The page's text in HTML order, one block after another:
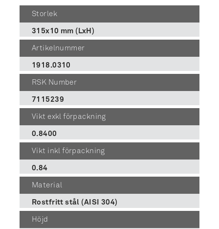
Storlek
315x10 mm (LxH)
Artikelnummer
1918.0310
RSK Number
7115239
Vikt exkl förpackning
0.8400
Vikt inkl förpackning
0.84
Material
Rostfritt stål (AISI 304)
Höjd